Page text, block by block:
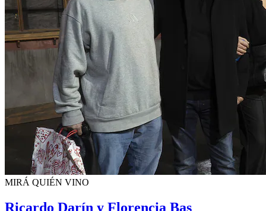
MIRÁ QUIÉN VINO
Ricardo Darín y Florencia Bas